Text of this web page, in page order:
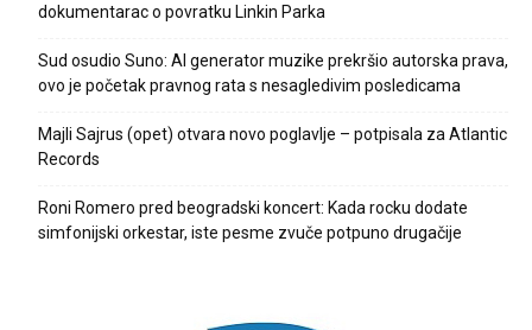
dokumentarac o povratku Linkin Parka
Sud osudio Suno: AI generator muzike prekršio autorska prava,
ovo je početak pravnog rata s nesagledivim posledicama
Majli Sajrus (opet) otvara novo poglavlje – potpisala za Atlantic
Records
Roni Romero pred beogradski koncert: Kada rocku dodate
simfonijski orkestar, iste pesme zvuče potpuno drugačije